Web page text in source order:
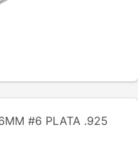
#6 PLATA .925